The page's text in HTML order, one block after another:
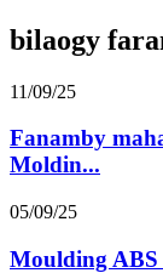
bilaogy
11/09/25
Fanamby
Moldin...
05/09/25
Moulding